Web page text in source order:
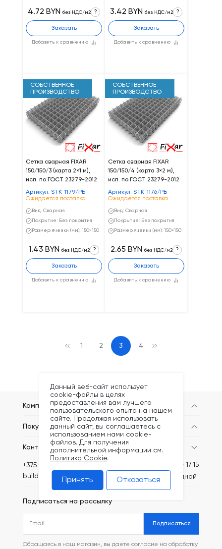
Добавить к сравнению
4.72 BYN без НДС/м2 ?
Заказать
Добавить к сравнению
3.42 BYN без НДС/м2 ?
Заказать
СОБСТВЕННОЕ
ПРОИЗВОДСТВО
Сетка сварная FIXAR
150/150/3 (карта 2×1 м),
исп. по ГОСТ 23279-2012
Артикул: STK-1179/РБ
Ожидается поставка
Вид: Сварная
Покрытие: Без покрытия
Размер ячейки (мм): 150×150
Добавить к сравнению
1.43 BYN без НДС/м2 ?
Заказать
СОБСТВЕННОЕ
ПРОИЗВОДСТВО
Сетка сварная FIXAR
150/150/4 (карта 3×2 м),
исп. по ГОСТ 23279-2012
Артикул: STK-1176/РБ
Ожидается поставка
Вид: Сварная
Покрытие: Без покрытия
Размер ячейки (мм): 150×150
Добавить к сравнению
2.65 BYN без НДС/м2 ?
Заказать
1 2 3 4
Компания
Покупателям
Контакты
+375 (44) 749-20-73
build@kronex-company.by
Пн-Пт: 8:30 - 17:15
Сб-вс: выходной
Подписаться на рассылку
Подписаться
Обращаясь в наш магазин, вы даете согласие на обработку
Данный веб-сайт использует
cookie-файлы в целях
предоставления вам лучшего
пользовательского опыта на нашем
сайте. Продолжая использовать
данный сайт, вы соглашаетесь с
использованием нами cookie-
файлов. Для получения
дополнительной информации см.
Политика Cookie.
Принять Отказаться